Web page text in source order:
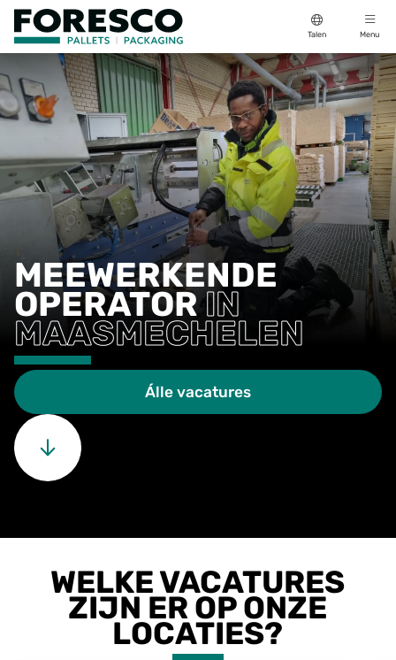
Talen Menu
MEEWERKENDE
OPERATORIN
MAASMECHELEN
Álle vacatures
WELKE VACATURES
ZIJN ER OP ONZE
LOCATIES?